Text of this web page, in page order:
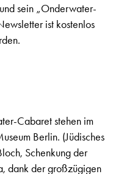
sein „Onderwater-
ist kostenlos
Cabaret stehen im
Berlin. (Jüdisches
Schenkung der
dank der großzügigen